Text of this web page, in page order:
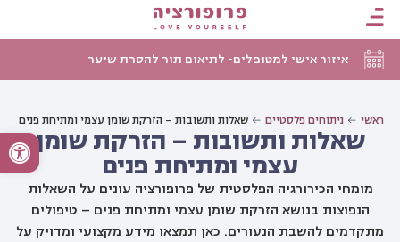
פתח
איזור אישי למטופלים- לתיאום תור להסרת שיער
ראשי ניתוחים פלסטיים שאלות ותשובות – הזרקת שומן עצמי ומתיחת פנים
שאלות ותשובות – הזרקת שומן
עצמי ומתיחת פנים
מומחי הכירורגיה הפלסטית של פרופורציה עונים על השאלות
הנפוצות בנושא הזרקת שומן עצמי ומתיחת פנים – טיפולים
מתקדמים להשבת הנעורים. כאן תמצאו מידע מקצועי ומדויק על